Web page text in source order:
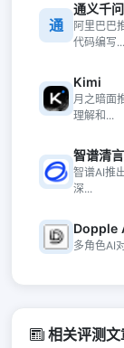
通
通义千问
阿里巴巴
代码编写...
Kimi
月之暗面
理解和...
智谱清言
智谱AI推
深...
Dopple
多角色AI
相关评测文